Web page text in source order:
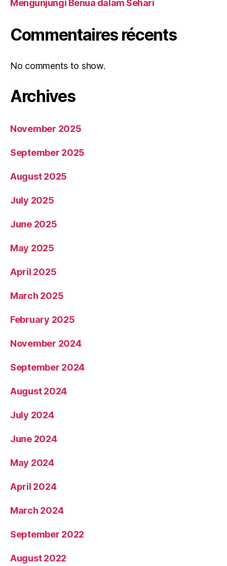
Mengunjungi Benua dalam Sehari
Commentaires récents
No comments to show.
Archives
November 2025
September 2025
August 2025
July 2025
June 2025
May 2025
April 2025
March 2025
February 2025
November 2024
September 2024
August 2024
July 2024
June 2024
May 2024
April 2024
March 2024
September 2022
August 2022